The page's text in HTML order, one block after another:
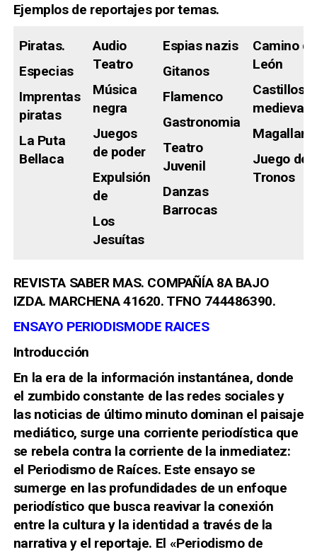
Ejemplos de reportajes por temas.
Piratas.
Especias
Imprentas
piratas
La Puta
Bellaca
Audio
Teatro
Música
negra
Juegos
de poder
Expulsión
de
Los
Jesuítas
Espias nazis
Gitanos
Flamenco
Gastronomia
Teatro
Juvenil
Danzas
Barrocas
Camino
León
Castillos
Juego de
Tronos
REVISTA SABER MAS. COMPAÑÍA 8A BAJO
IZDA. MARCHENA 41620. TFNO 744486390.
ENSAYO PERIODISMODE RAICES
Introducción
En la era de la información instantánea, donde
el zumbido constante de las redes sociales y
las noticias de último minuto dominan el paisaje
mediático, surge una corriente periodística que
se rebela contra la corriente de la inmediatez:
el Periodismo de Raíces. Este ensayo se
sumerge en las profundidades de un enfoque
periodístico que busca reavivar la conexión
entre la cultura y la identidad a través de la
narrativa y el reportaje. El «Periodismo de